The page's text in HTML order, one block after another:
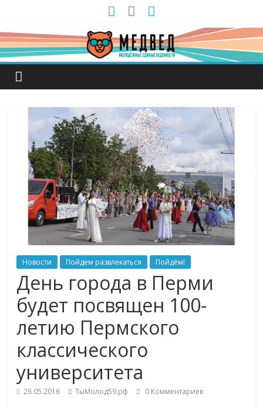
Новости Пойдем развлекаться Пойдём!
День города в Перми
будет посвящен 100-
летию Пермского
классического
университета
26.05.2016 ТыМолод59.рф 0 Комментариев